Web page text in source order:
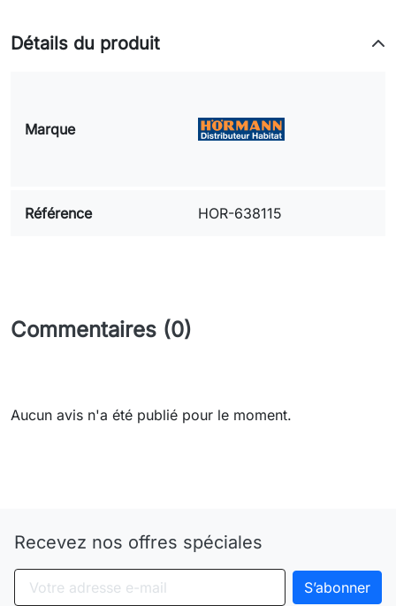
Détails du produit
Marque
Référence HOR-638115
Commentaires (0)
Aucun avis n'a été publié pour le moment.
Recevez nos offres spéciales